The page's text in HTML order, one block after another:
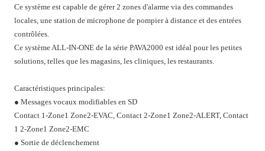
Ce système est capable de gérer 2 zones d'alarme via des commandes
locales, une station de microphone de pompier à distance et des entrées
contrôlées.
Ce système ALL-IN-ONE de la série PAVA2000 est idéal pour les petites
solutions, telles que les magasins, les cliniques, les restaurants.
Caractéristiques principales:
● Messages vocaux modifiables en SD
Contact 1-Zone1 Zone2-EVAC, Contact 2-Zone1 Zone2-ALERT, Contact
1 2-Zone1 Zone2-EMC
● Sortie de déclenchement